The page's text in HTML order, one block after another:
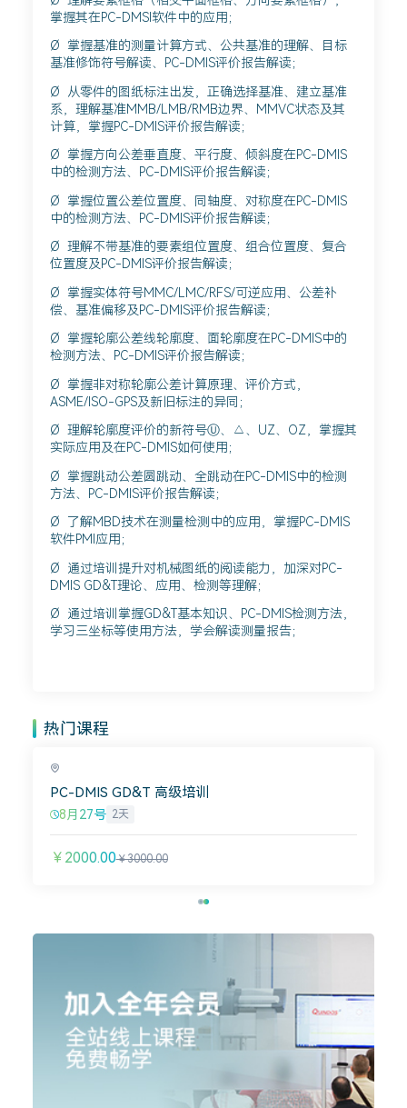
掌握其在PC-DMSI软件中的应用；
Ø 掌握基准的测量计算方式、公共基准的理解、目标
基准修饰符号解读、PC-DMIS评价报告解读；
Ø 从零件的图纸标注出发，正确选择基准、建立基准
系，理解基准MMB/LMB/RMB边界、MMVC状态及其
计算，掌握PC-DMIS评价报告解读；
Ø 掌握方向公差垂直度、平行度、倾斜度在PC-DMIS
中的检测方法、PC-DMIS评价报告解读；
Ø 掌握位置公差位置度、同轴度、对称度在PC-DMIS
中的检测方法、PC-DMIS评价报告解读；
Ø 理解不带基准的要素组位置度、组合位置度、复合
位置度及PC-DMIS评价报告解读；
Ø 掌握实体符号MMC/LMC/RFS/可逆应用、公差补
偿、基准偏移及PC-DMIS评价报告解读；
Ø 掌握轮廓公差线轮廓度、面轮廓度在PC-DMIS中的
检测方法、PC-DMIS评价报告解读；
Ø 掌握非对称轮廓公差计算原理、评价方式，
ASME/ISO-GPS及新旧标注的异同；
Ø 理解轮廓度评价的新符号Ⓤ、△、UZ、OZ，掌握其
实际应用及在PC-DMIS如何使用；
Ø 掌握跳动公差圆跳动、全跳动在PC-DMIS中的检测
方法、PC-DMIS评价报告解读；
Ø 了解MBD技术在测量检测中的应用，掌握PC-DMIS
软件PMI应用；
Ø 通过培训提升对机械图纸的阅读能力，加深对PC-
DMIS GD&T理论、应用、检测等理解；
Ø 通过培训掌握GD&T基本知识、PC-DMIS检测方法，
学习三坐标等使用方法，学会解读测量报告；
热门课程
PC-DMIS GD&T 高级培训
8月27号 2天
￥2000.00￥3000.00